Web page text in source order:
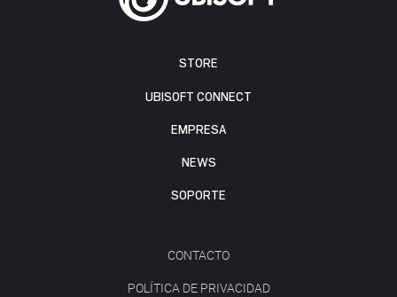
STORE
UBISOFT CONNECT
EMPRESA
NEWS
SOPORTE
CONTACTO
POLÍTICA DE PRIVACIDAD